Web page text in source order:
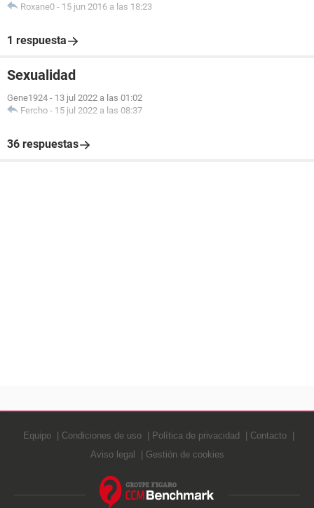
Roxane0 - 15 jun 2016 a las 18:23
1 respuesta
Sexualidad
Gene1924 - 13 jul 2022 a las 01:02
Fercho - 15 jul 2022 a las 08:37
36 respuestas
Equipo Condiciones de uso Política de privacidad
Contacto
Aviso legal
Gestión de cookies